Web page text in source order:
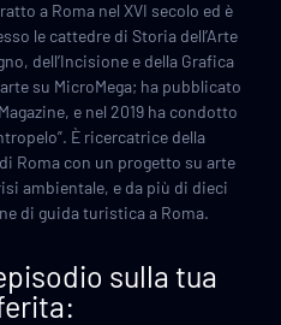
a Roma nel XVI secolo ed è
le cattedre di Storia dell’Arte
dell’Incisione e della Grafica
su MicroMega; ha pubblicato
e nel 2019 ha condotto
È ricercatrice della
Roma con un progetto su arte
ambientale, e da più di dieci
di guida turistica a Roma.
sulla tua